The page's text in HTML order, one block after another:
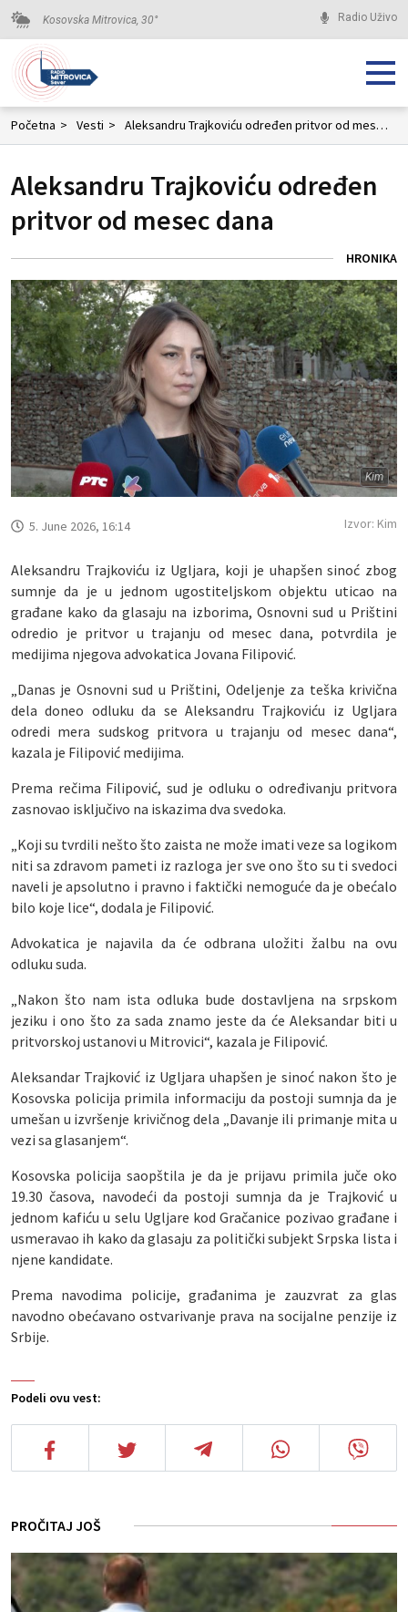
Kosovska Mitrovica, 30° Radio Uživo
Početna > Vesti > Aleksandru Trajkoviću određen pritvor od mesec dana
Aleksandru Trajkoviću određen
pritvor od mesec dana
HRONIKA
Kim
Podeli ovu vest:
5. June 2026, 16:14 Izvor: Kim
Aleksandru Trajkoviću iz Ugljara, koji je uhapšen sinoć zbog
sumnje da je u jednom ugostiteljskom objektu uticao na
građane kako da glasaju na izborima, Osnovni sud u Prištini
odredio je pritvor u trajanju od mesec dana, potvrdila je
medijima njegova advokatica Jovana Filipović.
„Danas je Osnovni sud u Prištini, Odeljenje za teška krivična
dela doneo odluku da se Aleksandru Trajkoviću iz Ugljara
odredi mera sudskog pritvora u trajanju od mesec dana“,
kazala je Filipović medijima.
Prema rečima Filipović, sud je odluku o određivanju pritvora
zasnovao isključivo na iskazima dva svedoka.
„Koji su tvrdili nešto što zaista ne može imati veze sa logikom
niti sa zdravom pameti iz razloga jer sve ono što su ti svedoci
naveli je apsolutno i pravno i faktički nemoguće da je obećalo
bilo koje lice“, dodala je Filipović.
Advokatica je najavila da će odbrana uložiti žalbu na ovu
odluku suda.
„Nakon što nam ista odluka bude dostavljena na srpskom
jeziku i ono što za sada znamo jeste da će Aleksandar biti u
pritvorskoj ustanovi u Mitrovici“, kazala je Filipović.
Aleksandar Trajković iz Ugljara uhapšen je sinoć nakon što je
Kosovska policija primila informaciju da postoji sumnja da je
umešan u izvršenje krivičnog dela „Davanje ili primanje mita u
vezi sa glasanjem“.
Kosovska policija saopštila je da je prijavu primila juče oko
19.30 časova, navodeći da postoji sumnja da je Trajković u
jednom kafiću u selu Ugljare kod Gračanice pozivao građane i
usmeravao ih kako da glasaju za politički subjekt Srpska lista i
njene kandidate.
Prema navodima policije, građanima je zauzvrat za glas
navodno obećavano ostvarivanje prava na socijalne penzije iz
Srbije.
PROČITAJ JOŠ